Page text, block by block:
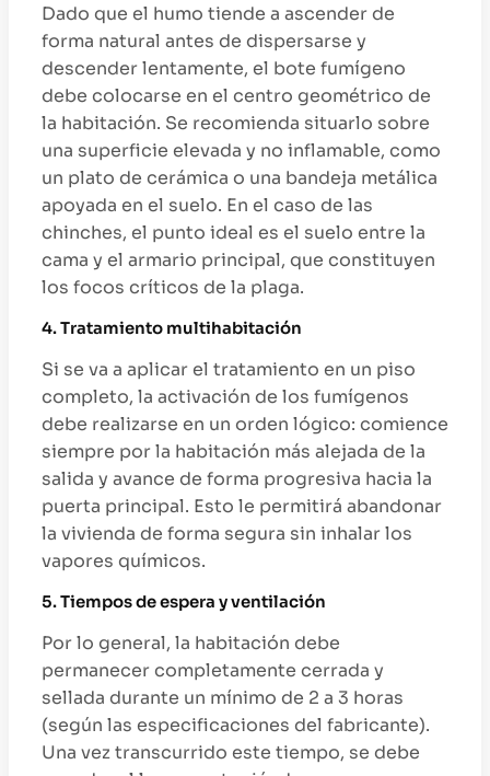
Dado que el humo tiende a ascender de
forma natural antes de dispersarse y
descender lentamente, el bote fumígeno
debe colocarse en el centro geométrico de
la habitación. Se recomienda situarlo sobre
una superficie elevada y no inflamable, como
un plato de cerámica o una bandeja metálica
apoyada en el suelo. En el caso de las
chinches, el punto ideal es el suelo entre la
cama y el armario principal, que constituyen
los focos críticos de la plaga.
4. Tratamiento multihabitación
Si se va a aplicar el tratamiento en un piso
completo, la activación de los fumígenos
debe realizarse en un orden lógico: comience
siempre por la habitación más alejada de la
salida y avance de forma progresiva hacia la
puerta principal. Esto le permitirá abandonar
la vivienda de forma segura sin inhalar los
vapores químicos.
5. Tiempos de espera y ventilación
Por lo general, la habitación debe
permanecer completamente cerrada y
sellada durante un mínimo de 2 a 3 horas
(según las especificaciones del fabricante).
Una vez transcurrido este tiempo, se debe